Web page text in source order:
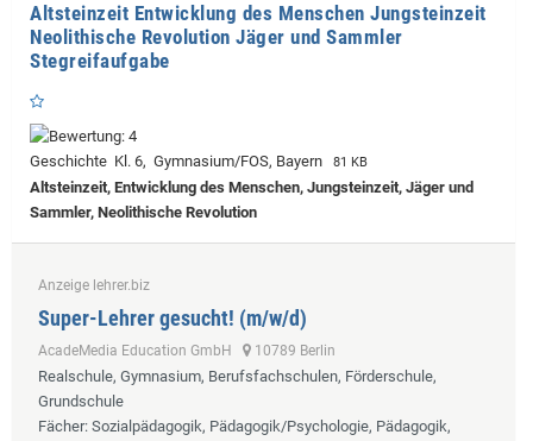
Altsteinzeit Entwicklung des Menschen Jungsteinzeit
Neolithische Revolution Jäger und Sammler
Stegreifaufgabe
Geschichte Kl. 6, Gymnasium/FOS, Bayern 81 KB
Altsteinzeit, Entwicklung des Menschen, Jungsteinzeit, Jäger und
Sammler, Neolithische Revolution
Anzeige lehrer.biz
Super-Lehrer gesucht! (m/w/d)
AcadeMedia Education GmbH 10789 Berlin
Realschule, Gymnasium, Berufsfachschulen, Förderschule,
Grundschule
Fächer: Sozialpädagogik, Pädagogik/Psychologie, Pädagogik,